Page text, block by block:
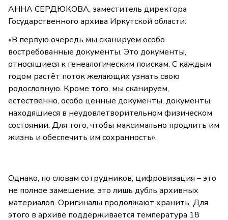
АННА СЕРДЮКОВА, заместитель директора
Государственного архива Иркутской области:
«В первую очередь мы сканируем особо
востребованные документы. Это документы,
относящиеся к генеалогическим поискам. С каждым
годом растёт поток желающих узнать свою
родословную. Кроме того, мы сканируем,
естественно, особо ценные документы, документы,
находящиеся в неудовлетворительном физическом
состоянии. Для того, чтобы максимально продлить им
жизнь и обеспечить им сохранность».
Однако, по словам сотрудников, цифровизация – это
не полное замещение, это лишь дубль архивных
материалов. Оригиналы продолжают хранить. Для
этого в архиве поддерживается температура 18